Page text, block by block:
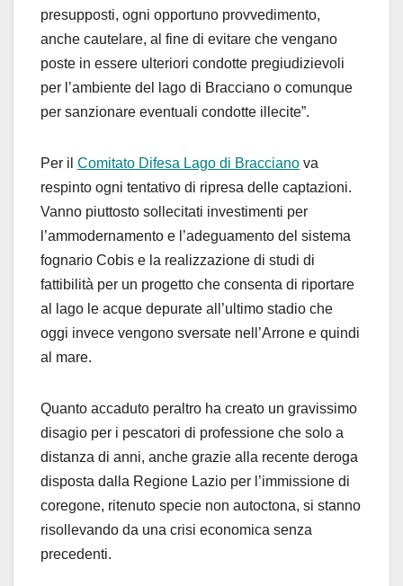
presupposti, ogni opportuno provvedimento,
anche cautelare, al fine di evitare che vengano
poste in essere ulteriori condotte pregiudizievoli
per l’ambiente del lago di Bracciano o comunque
per sanzionare eventuali condotte illecite”.
Per il Comitato Difesa Lago di Bracciano va
respinto ogni tentativo di ripresa delle captazioni.
Vanno piuttosto sollecitati investimenti per
l’ammodernamento e l’adeguamento del sistema
fognario Cobis e la realizzazione di studi di
fattibilità per un progetto che consenta di riportare
al lago le acque depurate all’ultimo stadio che
oggi invece vengono sversate nell’Arrone e quindi
al mare.
Quanto accaduto peraltro ha creato un gravissimo
disagio per i pescatori di professione che solo a
distanza di anni, anche grazie alla recente deroga
disposta dalla Regione Lazio per l’immissione di
coregone, ritenuto specie non autoctona, si stanno
risollevando da una crisi economica senza
precedenti.